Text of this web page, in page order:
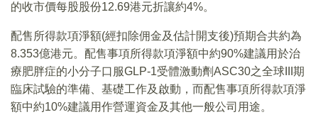
的收市價每股股份12.69港元折讓約4%。
配售所得款項淨額(經扣除佣金及估計開支後)預期合共約為
8.353億港元。配售事項所得款項淨額中約90%建議用於治
療肥胖症的小分子口服GLP-1受體激動劑ASC30之全球III期
臨床試驗的準備、基礎工作及啟動，而配售事項所得款項淨
額中約10%建議用作營運資金及其他一般公司用途。